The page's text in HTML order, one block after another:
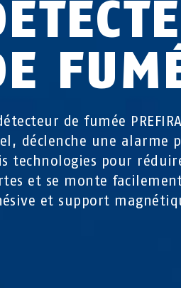
de fumée
déclenche une alarme
technologies pour
et se monte
et support